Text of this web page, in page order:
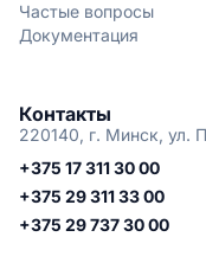
Частые вопросы
Документация
Контакты
220140, г. Минск, ул.
+375 17 311 30 00
+375 29 311 33 00
+375 29 737 30 00